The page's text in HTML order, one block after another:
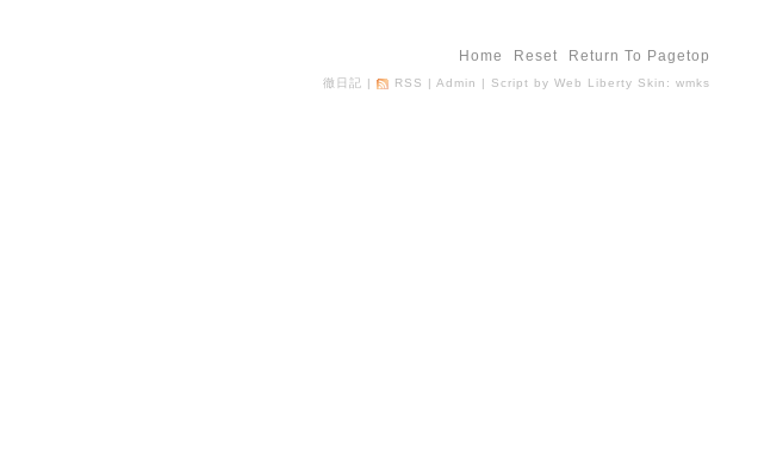
Home Reset Return To Pagetop
徹日記 | RSS | Admin | Script by Web Liberty Skin: wmks